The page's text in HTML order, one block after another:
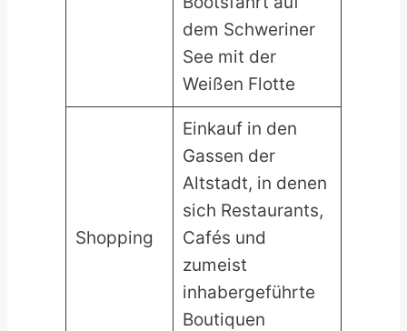
dem Schweriner
See mit der
Weißen Flotte
Shopping
Einkauf in den
Gassen der
Altstadt, in denen
sich Restaurants,
Cafés und
zumeist
inhabergeführte
Boutiquen